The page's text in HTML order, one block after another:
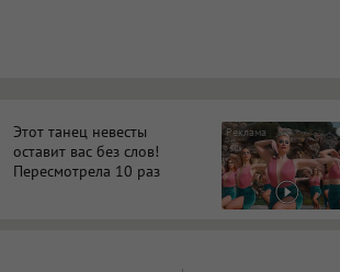
Этот танец невесты
оставит вас без слов!
Пересмотрела 10 раз